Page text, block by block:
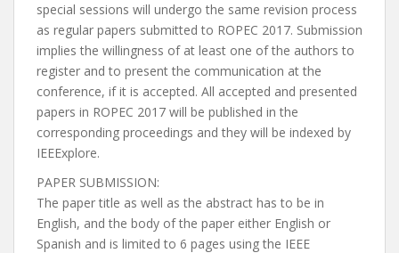
special sessions will undergo the same revision process
as regular papers submitted to ROPEC 2017. Submission
implies the willingness of at least one of the authors to
register and to present the communication at the
conference, if it is accepted. All accepted and presented
papers in ROPEC 2017 will be published in the
corresponding proceedings and they will be indexed by
IEEExplore.
PAPER SUBMISSION:
The paper title as well as the abstract has to be in
English, and the body of the paper either English or
Spanish and is limited to 6 pages using the IEEE